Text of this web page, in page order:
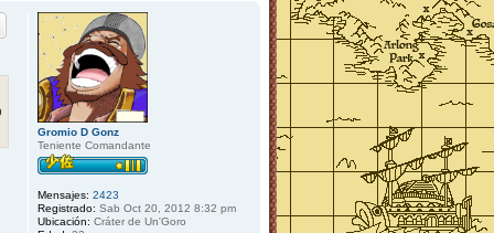
Gromio D Gonz
Teniente Comandante
Mensajes: 2423
Registrado: Sab Oct 20, 2012 8:32 pm
Ubicación: Cráter de Un'Goro